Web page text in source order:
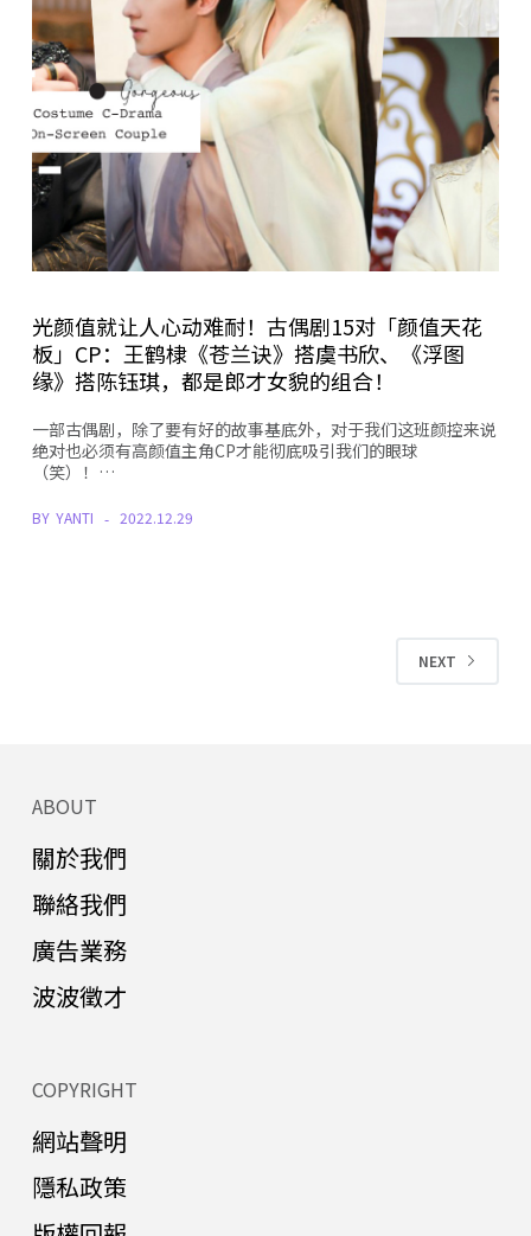
光颜值就让人心动难耐！古偶剧15对「颜值天花
板」CP：王鹤棣《苍兰诀》搭虞书欣、《浮图
缘》搭陈钰琪，都是郎才女貌的组合！
一部古偶剧，除了要有好的故事基底外，对于我们这班颜控来说
绝对也必须有高颜值主角CP才能彻底吸引我们的眼球
（笑）！…
BY YANTI 2022.12.29
NEXT
ABOUT
關於我們
聯絡我們
廣告業務
波波徵才
COPYRIGHT
網站聲明
隱私政策